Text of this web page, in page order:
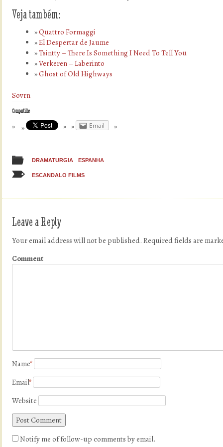
Veja também:
Quattro Formaggi
El Despertar de Jaume
Tsintty – There Is Something I Need To Tell You
Verkeren – Laberinto
Ghost of Old Highways
Sovrn
Compartilhe
Email
DRAMATURGIA ESPANHA
ESCANDALO FILMS
Leave a Reply
Your email address will not be published. Required fields are
Comment
Name*
Email*
Website
Notify me of follow-up comments by email.